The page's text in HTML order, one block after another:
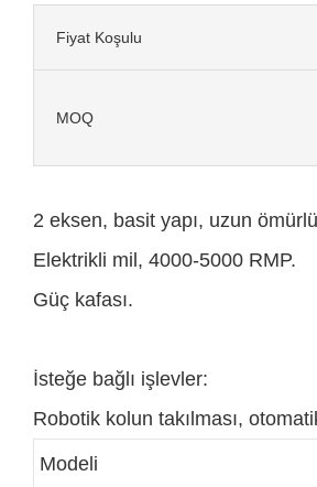
Fiyat Koşulu
MOQ
2 eksen, basit yapı, uzun
Elektrikli mil, 4000-5000 RMP.
Güç kafası.
İsteğe bağlı işlevler:
Robotik kolun takılması,
Modeli